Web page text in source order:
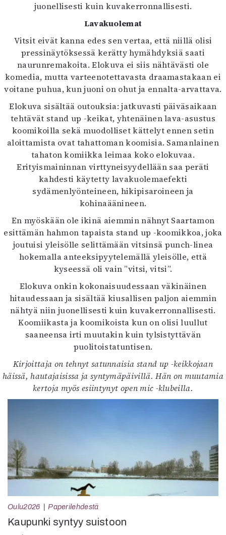
juonellisesti kuin kuvakerronnallisesti.
Lavakuolemat
Vitsit eivät kanna edes sen vertaa, että niillä olisi
pressinäytöksessä kerätty hymähdyksiä saati
naurunremakoita. Elokuva ei siis nähtävästi ole
komedia, mutta varteenotettavasta draamastakaan ei
voitane puhua, kun juoni on ohut ja ennalta-arvattava.
Elokuva sisältää outouksia: jatkuvasti päiväsaikaan
tehtävät stand up -keikat, yhtenäinen lava-asustus
koomikoilla sekä muodolliset kättelyt ennen setin
aloittamista ovat tahattoman koomisia. Samanlainen
tahaton komiikka leimaa koko elokuvaa.
Erityismaininnan virttyneisyydellään saa peräti
kahdesti käytetty lavakuolemaefekti
sydämenlyönteineen, hikipisaroineen ja
kohinaäänineen.
En myöskään ole ikinä aiemmin nähnyt Saartamon
esittämän hahmon tapaista stand up -koomikkoa, joka
joutuisi yleisölle selittämään vitsinsä punch-linea
hokemalla anteeksipyytelemällä yleisölle, että
kyseessä oli vain ”vitsi, vitsi”.
Elokuva onkin kokonaisuudessaan väkinäinen
hitaudessaan ja sisältää kiusallisen paljon aiemmin
nähtyä niin juonellisesti kuin kuvakerronnallisesti.
Koomiikasta ja koomikoista kun on olisi luullut
saaneensa irti muutakin kuin tylsistyttävän
puolitoistatuntisen.
Kirjoittaja on tehnyt satunnaisia stand up -keikkojaan
häissä, hautajaisissa ja syntymäpäivillä. Hän on muutamia
kertoja myös esiintynyt open mic -klubeilla.
Oulu2026 Paperilehdestä
Kaupunki syntyy suistoon